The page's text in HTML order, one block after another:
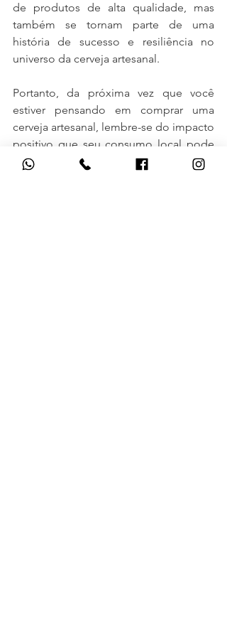
de produtos de alta qualidade, mas
também se tornam parte de uma
história de sucesso e resiliência no
universo da cerveja artesanal.
Portanto, da próxima vez que você
estiver pensando em comprar uma
cerveja artesanal, lembre-se do impacto
positivo que seu consumo local pode
ter em sua comunidade e região.